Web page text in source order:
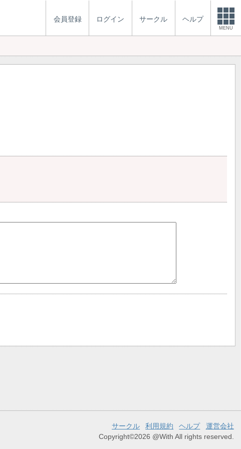
会員登録 ログイン サークル ヘルプ
MENU
サークル 利用規約 ヘルプ
運営会社
Copyright©2026 @With All rights reserved.